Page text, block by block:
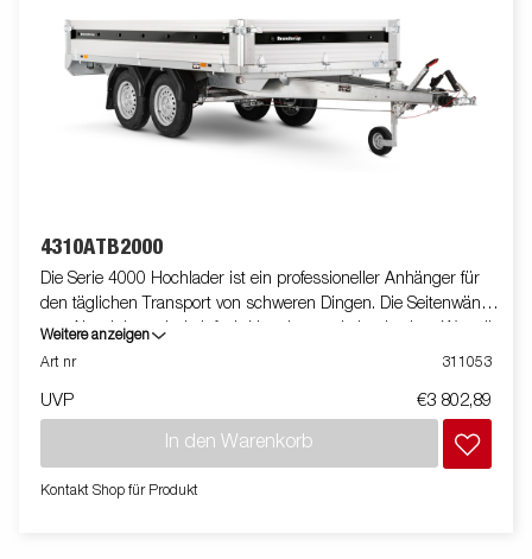
4310ATB2000
Die Serie 4000 Hochlader ist ein professioneller Anhänger für
den täglichen Transport von schweren Dingen. Die Seitenwände
aus Aluminium sind einfach klappbar und abnehmbar. Was die
Einsatzmöglichkeiten erhöht. Du kannst den Anhänger auch als
machen es Dir sehr einfach deine Ladung zu sichern. Schau
lediglich der Veranschaulichung. Abbildung ähnlich.
Weitere anzeigen
Art nr
311053
UVP €3 802,89
In den Warenkorb
Kontakt Shop für Produkt